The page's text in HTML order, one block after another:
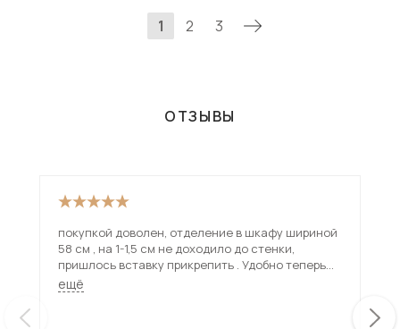
1 2 3
ОТЗЫВЫ
покупкой доволен, отделение в шкафу шириной
58 см , на 1-1,5 см не доходило до стенки,
пришлось вставку прикрепить . Удобно теперь
хранить и брать мелкие вещи из шкафа
ещё